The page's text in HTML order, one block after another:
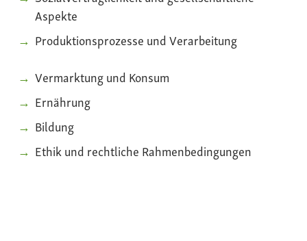
Aspekte
Produktionsprozesse und Verarbeitung
Vermarktung und Konsum
Ernährung
Bildung
Ethik und rechtliche Rahmenbedingungen